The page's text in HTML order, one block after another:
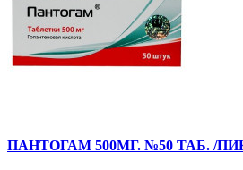
ПАНТОГАМ 500МГ. №50 ТАБ. /